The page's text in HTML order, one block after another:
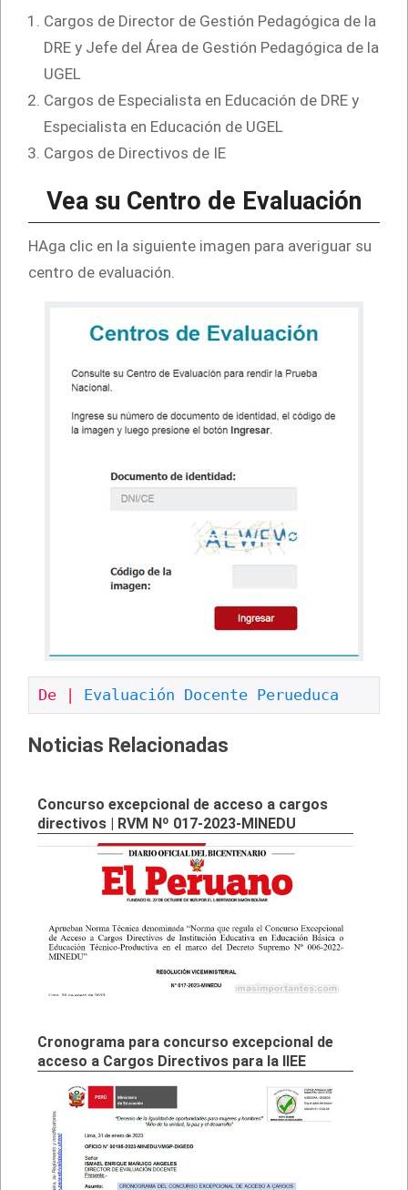
Cargos de Director de Gestión Pedagógica de la
DRE y Jefe del Área de Gestión Pedagógica de la
UGEL
Cargos de Especialista en Educación de DRE y
Especialista en Educación de UGEL
Cargos de Directivos de IE
Vea su Centro de Evaluación
HAga clic en la siguiente imagen para averiguar su
centro de evaluación.
De | Evaluación Docente Perueduca
Noticias Relacionadas
Concurso excepcional de acceso a cargos
directivos | RVM Nº 017-2023-MINEDU
Cronograma para concurso excepcional de
acceso a Cargos Directivos para la IIEE